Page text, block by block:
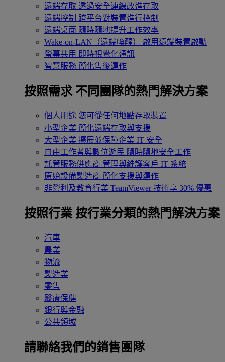
遠端存取 透過安全連線改進存取
遠端控制 跨平台對裝置進行控制
遠端桌面 隨時隨地提升工作效率
Wake-on-LAN（遠端喚醒）
啟用遠端裝置啟動
螢幕共用 即時視覺化通訊
智慧服務 簡化售後運作
按照需求 不同團隊的熱門解決方案
個人用途 您可從任何地點存取裝置
小型企業 簡化遠端存取與支援
大型企業 擴展並保障企業 IT 安全
自由工作者與數位遊民 隨時隨地安全工作
託管服務供應商 管理與維護客戶 IT 系統
原始設備製造商 簡化支援與運作
非營利及教育行業 TeamViewer 技術享 30% 優惠
按照行業 按行業分類的熱門解決方案
汽車
農業
物流
製造業
零售
醫療保健
銀行與金融
公共領域
請聯絡我們的銷售團隊